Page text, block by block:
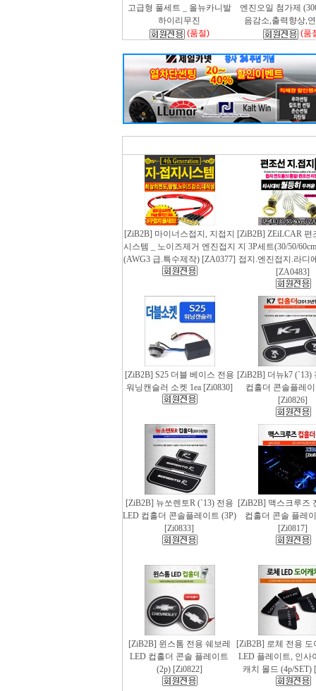
고급형 풀세트 _ 올뉴카니발
하이리무진
(품절)
엔진오일 첨가제
음감소,출력향상,
(품
[ZiB2B] 마이너스접지, 지접지
시스템 _ 노이즈제거 엔진접지
(AWG3 급.특수제작) [ZA0377]
[ZiB2B] ZEiLCAR 편
지 3P세트(30/50/
접지.엔진접지.라디
[ZA0483]
[ZiB2B] S25 더블 베이스 전용
워닝캔슬러 소켓 1ea [Zi0830]
[ZiB2B] 더뉴k7 (`13)
컵홀더 콘솔플레
[Zi0826]
[ZiB2B] 뉴쏘렌토R (`13) 전용
LED 컵홀더 콘솔플레이트 (3P)
[Zi0833]
[ZiB2B] 맥스크루즈
컵홀더 콘솔 플레
[Zi0817]
[ZiB2B] 윈스톰 전용 쉐보레
LED 컵홀더 콘솔 플레이트
(2p) [Zi0822]
[ZiB2B] 로체 전용 도
LED 플레이트, 인사
캐치 몰드 (4p/SET)